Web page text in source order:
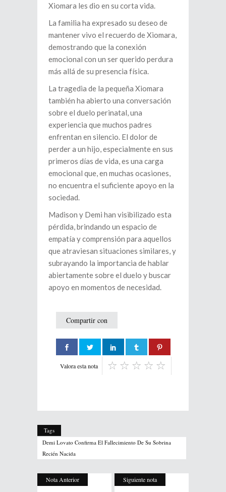
Xiomara les dio en su corta vida.
La familia ha expresado su deseo de
mantener vivo el recuerdo de Xiomara,
demostrando que la conexión
emocional con un ser querido perdura
más allá de su presencia física.
La tragedia de la pequeña Xiomara
también ha abierto una conversación
sobre el duelo perinatal, una
experiencia que muchos padres
enfrentan en silencio. El dolor de
perder a un hijo, especialmente en sus
primeros días de vida, es una carga
emocional que, en muchas ocasiones,
no encuentra el suficiente apoyo en la
sociedad.
Madison y Demi han visibilizado esta
pérdida, brindando un espacio de
empatía y comprensión para aquellos
que atraviesan situaciones similares, y
subrayando la importancia de hablar
abiertamente sobre el duelo y buscar
apoyo en momentos de necesidad.
Compartir con
Valora esta nota
Tags
Demi Lovato Confirma El Fallecimiento De Su Sobrina
Recién Nacida
Nota Anterior Siguiente nota